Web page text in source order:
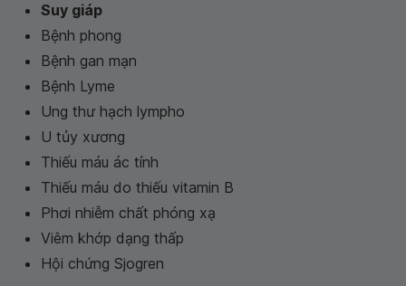
Suy giáp
Bệnh phong
Bệnh gan mạn
Bệnh Lyme
Ung thư hạch lympho
U tủy xương
Thiếu máu ác tính
Thiếu máu do thiếu vitamin B
Phơi nhiễm chất phóng xạ
Viêm khớp dạng thấp
Hội chứng Sjogren